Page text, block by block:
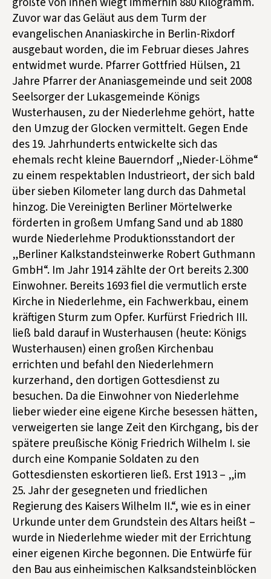
Zuvor war das Geläut aus dem Turm der
evangelischen Ananiaskirche in Berlin-Rixdorf
ausgebaut worden, die im Februar dieses Jahres
entwidmet wurde. Pfarrer Gottfried Hülsen, 21
Jahre Pfarrer der Ananiasgemeinde und seit 2008
Seelsorger der Lukasgemeinde Königs
Wusterhausen, zu der Niederlehme gehört, hatte
den Umzug der Glocken vermittelt. Gegen Ende
des 19. Jahrhunderts entwickelte sich das
ehemals recht kleine Bauerndorf „Nieder-Löhme“
zu einem respektablen Industrieort, der sich bald
über sieben Kilometer lang durch das Dahmetal
hinzog. Die Vereinigten Berliner Mörtelwerke
förderten in großem Umfang Sand und ab 1880
wurde Niederlehme Produktionsstandort der
„Berliner Kalkstandsteinwerke Robert Guthmann
GmbH“. Im Jahr 1914 zählte der Ort bereits 2.300
Einwohner. Bereits 1693 fiel die vermutlich erste
Kirche in Niederlehme, ein Fachwerkbau, einem
kräftigen Sturm zum Opfer. Kurfürst Friedrich III.
ließ bald darauf in Wusterhausen (heute: Königs
Wusterhausen) einen großen Kirchenbau
errichten und befahl den Niederlehmern
kurzerhand, den dortigen Gottesdienst zu
besuchen. Da die Einwohner von Niederlehme
lieber wieder eine eigene Kirche besessen hätten,
verweigerten sie lange Zeit den Kirchgang, bis der
spätere preußische König Friedrich Wilhelm I. sie
durch eine Kompanie Soldaten zu den
Gottesdiensten eskortieren ließ. Erst 1913 – „im
25. Jahr der gesegneten und friedlichen
Regierung des Kaisers Wilhelm II.“, wie es in einer
Urkunde unter dem Grundstein des Altars heißt –
wurde in Niederlehme wieder mit der Errichtung
einer eigenen Kirche begonnen. Die Entwürfe für
den Bau aus einheimischen Kalksandsteinblöcken